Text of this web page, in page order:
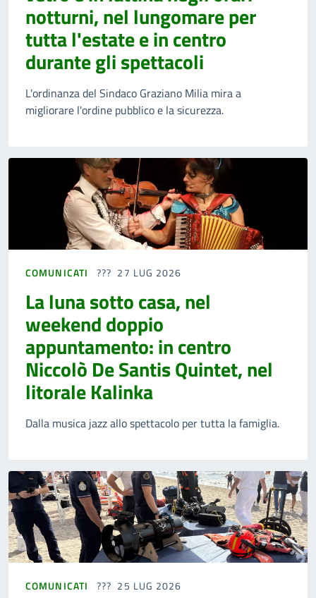
notturni, nel lungomare per
tutta l'estate e in centro
durante gli spettacoli
L'ordinanza del Sindaco Graziano Milia mira a
migliorare l'ordine pubblico e la sicurezza.
COMUNICATI 27 LUG 2026
La luna sotto casa, nel
weekend doppio
appuntamento: in centro
Niccolò De Santis Quintet, nel
litorale Kalinka
Dalla musica jazz allo spettacolo per tutta la famiglia.
COMUNICATI 25 LUG 2026